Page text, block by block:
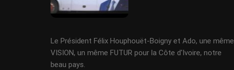
Le Président Félix Houphouët-Boigny et Ado, une même
VISION, un même FUTUR pour la Côte d'Ivoire, notre
beau pays.